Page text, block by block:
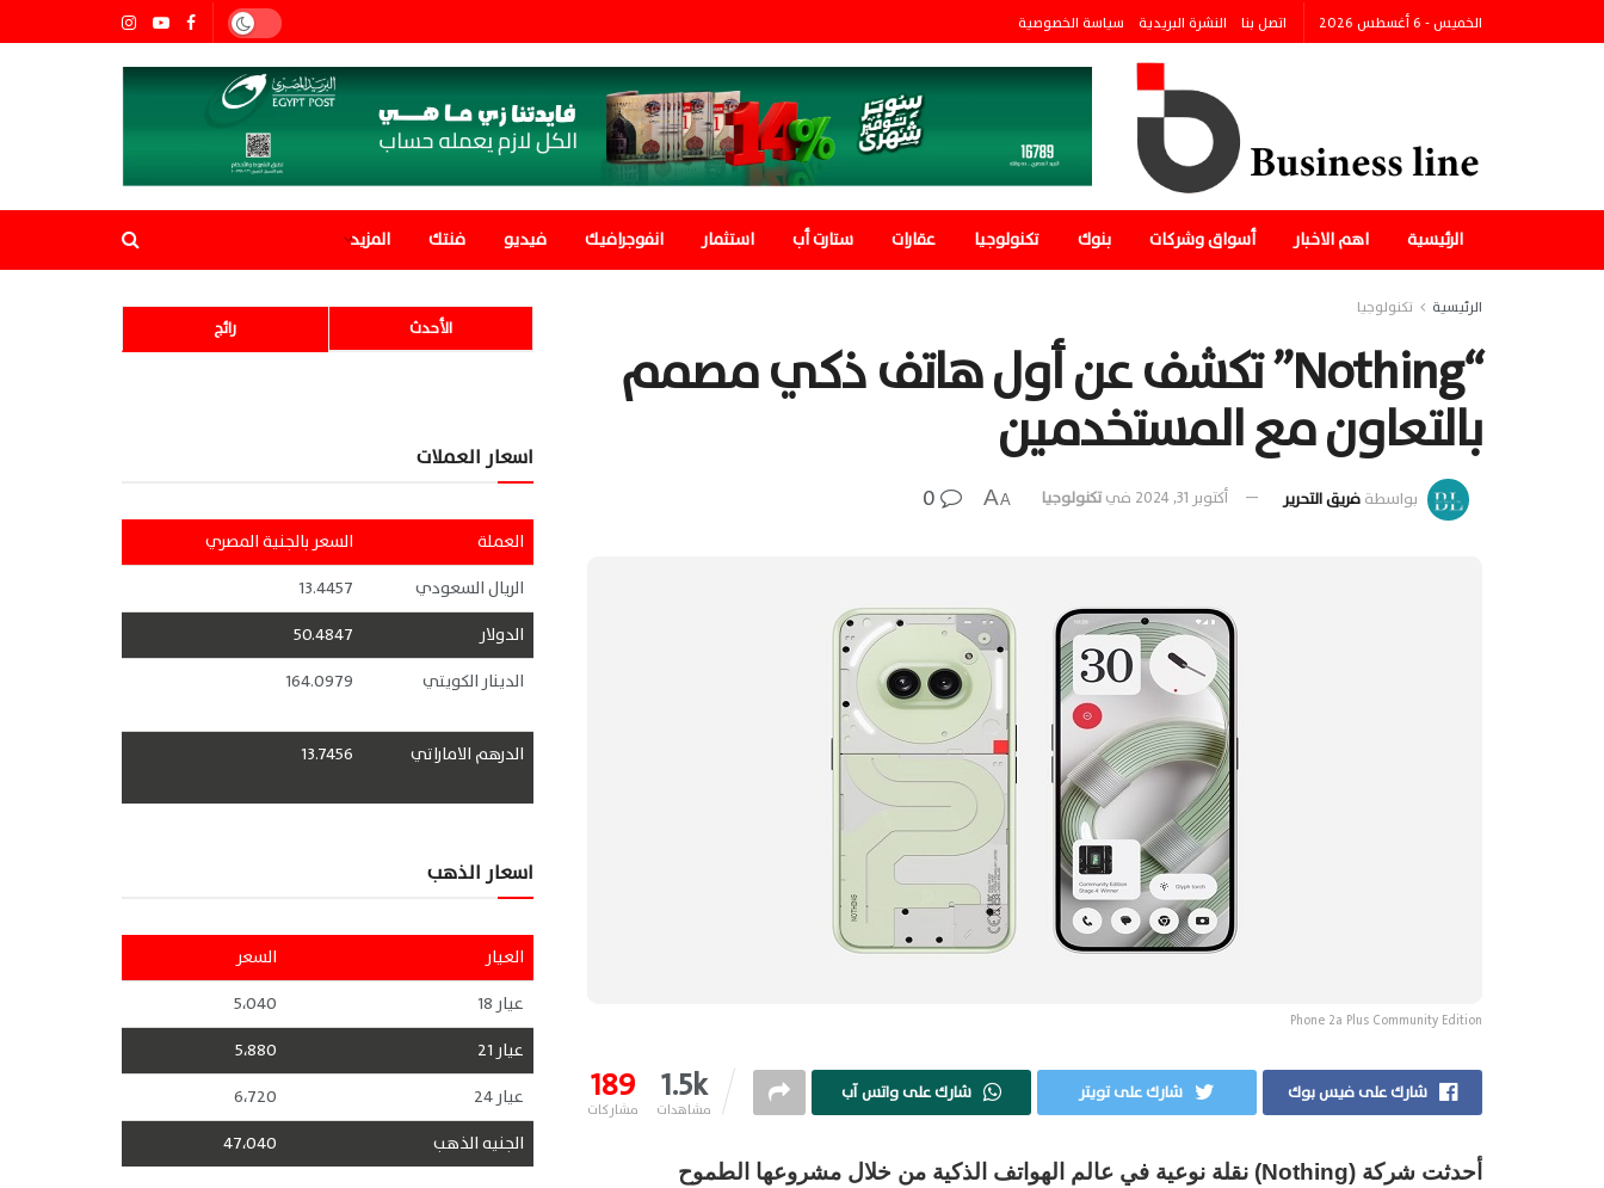
الخميس - 6 أغسطس 2026 اتصل بنا النشرة البريدية سياسة الخصوصية
الرئيسية اهم الاخبار أسواق وشركات بنوك تكنولوجيا عقارات ستارت أب استثمار انفوجرافيك فيديو فنتك المزيد
الرئيسية تكنولوجيا
“Nothing” تكشف عن أول هاتف ذكي مصمم
بالتعاون مع المستخدمين
بواسطةفريق التحرير أكتوبر 31, 2024 فيتكنولوجيا A
A
Phone 2a Plus Community Edition
189
مشاركات 1.5k
مشاهدات
شارك على فيس بوك شارك على تويتر شارك على واتس آب
أحدثت شركة (Nothing) نقلة نوعية في عالم الهواتف الذكية من خلال مشروعها الطموح
رائج الأحدث
اسعار العملات
العملة
السعر بالجنية المصري
الريال السعودي
13.4457
الدولار
50.4847
الدينار الكويتي
164.0979
الدرهم الاماراتي 13.7456
اسعار الذهب
العيار
السعر
عيار 18
5،040
عيار 21
5،880
عيار 24
6،720
الجنيه الذهب
47،040